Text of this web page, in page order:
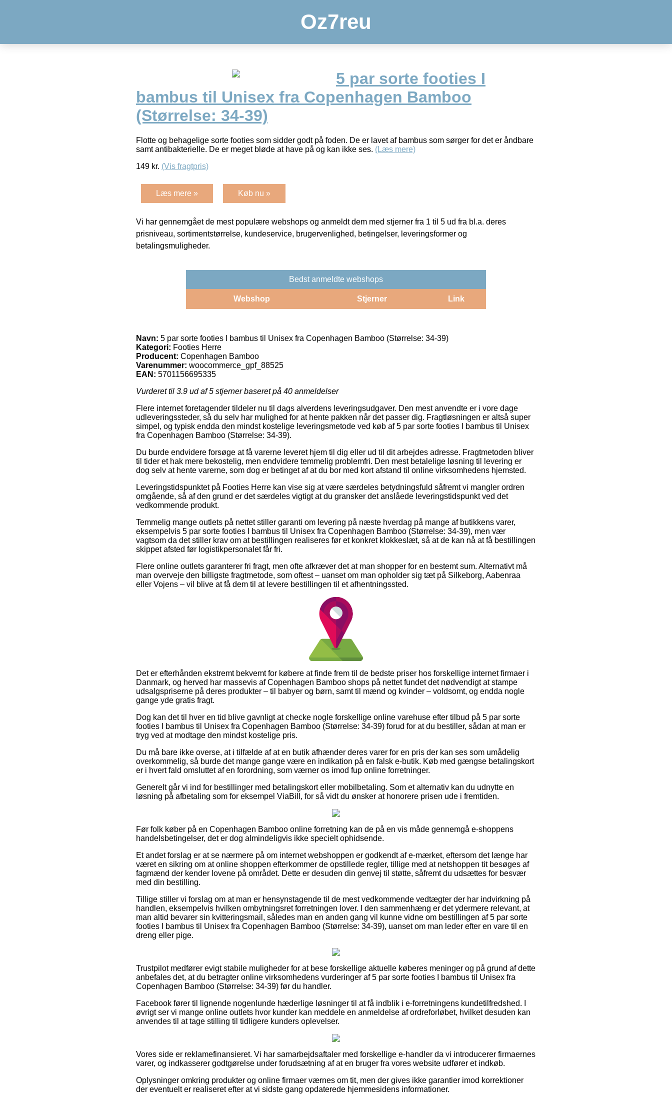
Oz7reu
5 par sorte footies I
bambus til Unisex fra Copenhagen Bamboo
(Størrelse: 34-39)
Flotte og behagelige sorte footies som sidder godt på foden. De er lavet af bambus som sørger for det er åndbare
samt antibakterielle. De er meget bløde at have på og kan ikke ses. (Læs mere)
149 kr. (Vis fragtpris)
Læs mere » Køb nu »
Vi har gennemgået de mest populære webshops og anmeldt dem med stjerner fra 1 til 5 ud fra bl.a. deres
prisniveau, sortimentstørrelse, kundeservice, brugervenlighed, betingelser, leveringsformer og
betalingsmuligheder.
Bedst anmeldte webshops
Webshop Stjerner Link
Navn: 5 par sorte footies I bambus til Unisex fra Copenhagen Bamboo (Størrelse: 34-39)
Kategori: Footies Herre
Producent: Copenhagen Bamboo
Varenummer: woocommerce_gpf_88525
EAN: 5701156695335
Vurderet til 3.9 ud af 5 stjerner baseret på 40 anmeldelser
Flere internet foretagender tildeler nu til dags alverdens leveringsudgaver. Den mest anvendte er i vore dage
udleveringssteder, så du selv har mulighed for at hente pakken når det passer dig. Fragtløsningen er altså super
simpel, og typisk endda den mindst kostelige leveringsmetode ved køb af 5 par sorte footies I bambus til Unisex
fra Copenhagen Bamboo (Størrelse: 34-39).
Du burde endvidere forsøge at få varerne leveret hjem til dig eller ud til dit arbejdes adresse. Fragtmetoden bliver
til tider et hak mere bekostelig, men endvidere temmelig problemfri. Den mest betalelige løsning til levering er
dog selv at hente varerne, som dog er betinget af at du bor med kort afstand til online virksomhedens hjemsted.
Leveringstidspunktet på Footies Herre kan vise sig at være særdeles betydningsfuld såfremt vi mangler ordren
omgående, så af den grund er det særdeles vigtigt at du gransker det anslåede leveringstidspunkt ved det
vedkommende produkt.
Temmelig mange outlets på nettet stiller garanti om levering på næste hverdag på mange af butikkens varer,
eksempelvis 5 par sorte footies I bambus til Unisex fra Copenhagen Bamboo (Størrelse: 34-39), men vær
vagtsom da det stiller krav om at bestillingen realiseres før et konkret klokkeslæt, så at de kan nå at få bestillingen
skippet afsted før logistikpersonalet får fri.
Flere online outlets garanterer fri fragt, men ofte afkræver det at man shopper for en bestemt sum. Alternativt må
man overveje den billigste fragtmetode, som oftest – uanset om man opholder sig tæt på Silkeborg, Aabenraa
eller Vojens – vil blive at få dem til at levere bestillingen til et afhentningssted.
Det er efterhånden ekstremt bekvemt for købere at finde frem til de bedste priser hos forskellige internet firmaer i
Danmark, og herved har massevis af Copenhagen Bamboo shops på nettet fundet det nødvendigt at stampe
udsalgspriserne på deres produkter – til babyer og børn, samt til mænd og kvinder – voldsomt, og endda nogle
gange yde gratis fragt.
Dog kan det til hver en tid blive gavnligt at checke nogle forskellige online varehuse efter tilbud på 5 par sorte
footies I bambus til Unisex fra Copenhagen Bamboo (Størrelse: 34-39) forud for at du bestiller, sådan at man er
tryg ved at modtage den mindst kostelige pris.
Du må bare ikke overse, at i tilfælde af at en butik afhænder deres varer for en pris der kan ses som umådelig
overkommelig, så burde det mange gange være en indikation på en falsk e-butik. Køb med gængse betalingskort
er i hvert fald omsluttet af en forordning, som værner os imod fup online forretninger.
Generelt går vi ind for bestillinger med betalingskort eller mobilbetaling. Som et alternativ kan du udnytte en
løsning på afbetaling som for eksempel ViaBill, for så vidt du ønsker at honorere prisen ude i fremtiden.
Før folk køber på en Copenhagen Bamboo online forretning kan de på en vis måde gennemgå e-shoppens
handelsbetingelser, det er dog almindeligvis ikke specielt ophidsende.
Et andet forslag er at se nærmere på om internet webshoppen er godkendt af e-mærket, eftersom det længe har
været en sikring om at online shoppen efterkommer de opstillede regler, tillige med at netshoppen tit besøges af
fagmænd der kender lovene på området. Dette er desuden din genvej til støtte, såfremt du udsættes for besvær
med din bestilling.
Tillige stiller vi forslag om at man er hensynstagende til de mest vedkommende vedtægter der har indvirkning på
handlen, eksempelvis hvilken ombytningsret forretningen lover. I den sammenhæng er det ydermere relevant, at
man altid bevarer sin kvitteringsmail, således man en anden gang vil kunne vidne om bestillingen af 5 par sorte
footies I bambus til Unisex fra Copenhagen Bamboo (Størrelse: 34-39), uanset om man leder efter en vare til en
dreng eller pige.
Trustpilot medfører evigt stabile muligheder for at bese forskellige aktuelle køberes meninger og på grund af dette
anbefales det, at du betragter online virksomhedens vurderinger af 5 par sorte footies I bambus til Unisex fra
Copenhagen Bamboo (Størrelse: 34-39) før du handler.
Facebook fører til lignende nogenlunde hæderlige løsninger til at få indblik i e-forretningens kundetilfredshed. I
øvrigt ser vi mange online outlets hvor kunder kan meddele en anmeldelse af ordreforløbet, hvilket desuden kan
anvendes til at tage stilling til tidligere kunders oplevelser.
Vores side er reklamefinansieret. Vi har samarbejdsaftaler med forskellige e-handler da vi introducerer firmaernes
varer, og indkasserer godtgørelse under forudsætning af at en bruger fra vores website udfører et indkøb.
Oplysninger omkring produkter og online firmaer værnes om tit, men der gives ikke garantier imod korrektioner
der eventuelt er realiseret efter at vi sidste gang opdaterede hjemmesidens informationer.